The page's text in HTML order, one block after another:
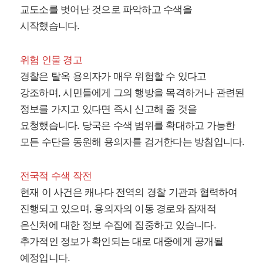
교도소를 벗어난 것으로 파악하고 수색을
시작했습니다.
위험 인물 경고
경찰은 탈옥 용의자가 매우 위험할 수 있다고
강조하며, 시민들에게 그의 행방을 목격하거나 관련된
정보를 가지고 있다면 즉시 신고해 줄 것을
요청했습니다. 당국은 수색 범위를 확대하고 가능한
모든 수단을 동원해 용의자를 검거한다는 방침입니다.
전국적 수색 작전
현재 이 사건은 캐나다 전역의 경찰 기관과 협력하여
진행되고 있으며, 용의자의 이동 경로와 잠재적
은신처에 대한 정보 수집에 집중하고 있습니다.
추가적인 정보가 확인되는 대로 대중에게 공개될
예정입니다.